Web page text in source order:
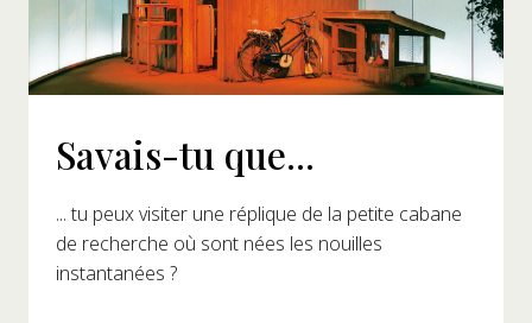
Savais-tu que...
... tu peux visiter une réplique de la petite cabane
de recherche où sont nées les nouilles
instantanées ?